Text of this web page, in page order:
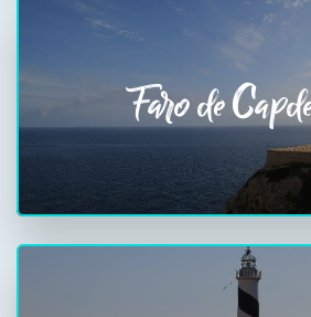
Faro de